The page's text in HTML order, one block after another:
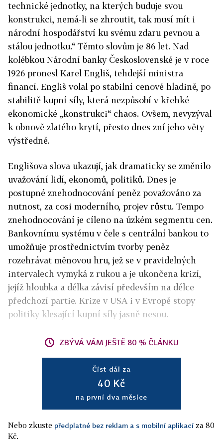
technické jednotky, na kterých buduje svou
konstrukci, nemá-li se zhroutit, tak musí mít i
národní hospodářství ku svému zdaru pevnou a
stálou jednotku.“ Těmto slovům je 86 let. Nad
kolébkou Národní banky Československé je v roce
1926 pronesl Karel Engliš, tehdejší ministra
financí. Engliš volal po stabilní cenové hladině, po
stabilitě kupní síly, která nezpůsobí v křehké
ekonomické „konstrukci“ chaos. Ovšem, nevyzýval
k obnově zlatého krytí, přesto dnes zní jeho věty
výstředně.
Englišova slova ukazují, jak dramaticky se změnilo
uvažování lidí, ekonomů, politiků. Dnes je
postupné znehodnocování peněz považováno za
nutnost, za cosi moderního, projev růstu. Tempo
znehodnocování je cíleno na úzkém segmentu cen.
Bankovnímu systému v čele s centrální bankou to
umožňuje prostřednictvím tvorby peněz
rozehrávat měnovou hru, jež se v pravidelných
intervalech vymyká z rukou a je ukončena krizí,
jejíž hloubka a délka závisí především na délce
předchozí partie. Krize v USA i v Evropě stopy
politiky klesající kupní síly jasně nesou.
ZBÝVÁ VÁM JEŠTĚ 80 % ČLÁNKU
Číst dál za
40 Kč
na první dva měsíce
Nebo zkuste předplatné bez reklam a s mobilní aplikací za 80
Kč.